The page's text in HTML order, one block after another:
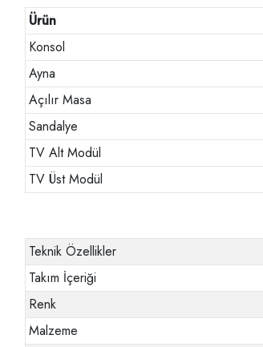
Ürün
Konsol
Ayna
Açılır Masa
Sandalye
TV Alt Modül
TV Üst Modül
Teknik Özellikler
Takım İçeriği
Renk
Malzeme